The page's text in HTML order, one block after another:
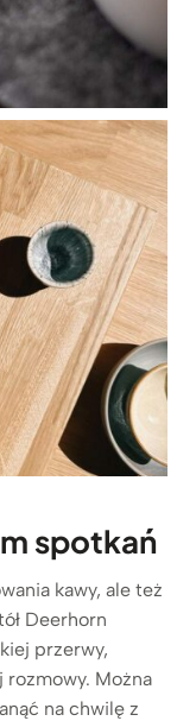
spotkań
kawy, ale też
Deerhorn
przerwy,
Można
na chwilę z